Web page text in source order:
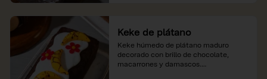
Keke de plátano
Keke húmedo de plátano maduro
decorado con brillo de chocolate,
macarrones y damascos.